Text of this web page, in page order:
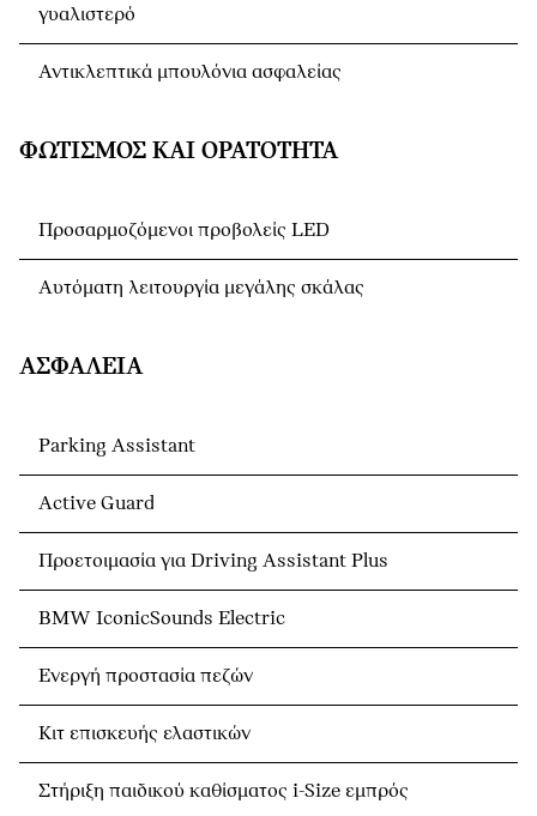
γυαλιστερό
Αντικλεπτικά μπουλόνια ασφαλείας
ΦΩΤΙΣΜΌΣ ΚΑΙ ΟΡΑΤΌΤΗΤΑ
Προσαρμοζόμενοι προβολείς LED
Αυτόματη λειτουργία μεγάλης σκάλας
ΑΣΦΆΛΕΙΑ
Parking Assistant
Active Guard
Προετοιμασία για Driving Assistant Plus
BMW IconicSounds Electric
Ενεργή προστασία πεζών
Κιτ επισκευής ελαστικών
Στήριξη παιδικού καθίσματος i-Size εμπρός